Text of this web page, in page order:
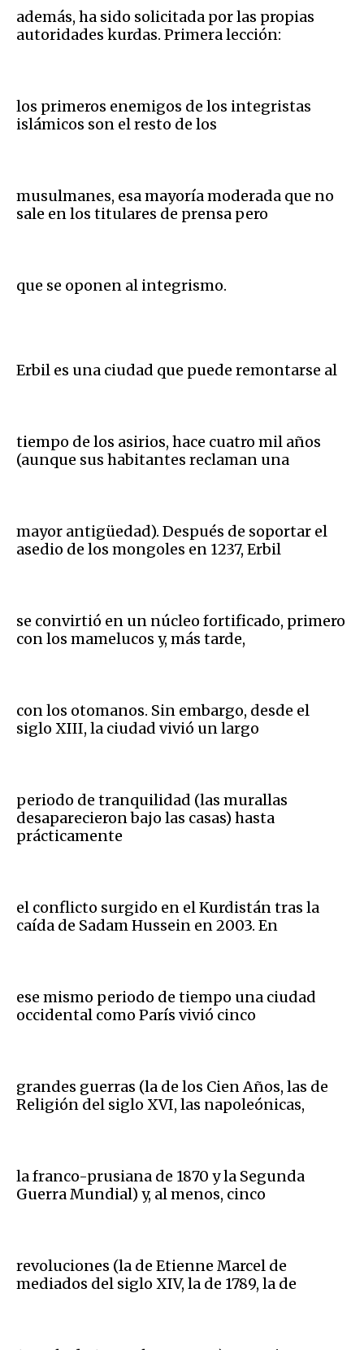
además, ha sido solicitada por las propias
autoridades kurdas. Primera lección:
los primeros enemigos de los integristas
islámicos son el resto de los
musulmanes, esa mayoría moderada que no
sale en los titulares de prensa pero
que se oponen al integrismo.
Erbil es una ciudad que puede remontarse al
tiempo de los asirios, hace cuatro mil años
(aunque sus habitantes reclaman una
mayor antigüedad). Después de soportar el
asedio de los mongoles en 1237, Erbil
se convirtió en un núcleo fortificado, primero
con los mamelucos y, más tarde,
con los otomanos. Sin embargo, desde el
siglo XIII, la ciudad vivió un largo
periodo de tranquilidad (las murallas
desaparecieron bajo las casas) hasta
prácticamente
el conflicto surgido en el Kurdistán tras la
caída de Sadam Hussein en 2003. En
ese mismo periodo de tiempo una ciudad
occidental como París vivió cinco
grandes guerras (la de los Cien Años, las de
Religión del siglo XVI, las napoleónicas,
la franco-prusiana de 1870 y la Segunda
Guerra Mundial) y, al menos, cinco
revoluciones (la de Etienne Marcel de
mediados del siglo XIV, la de 1789, la de